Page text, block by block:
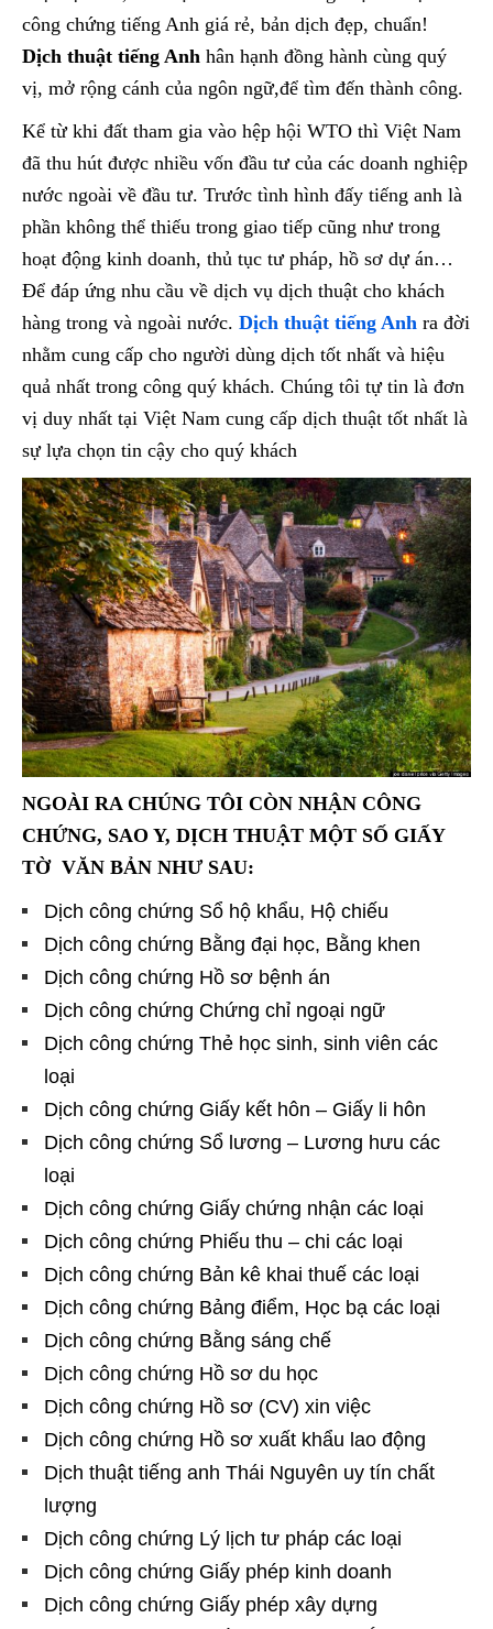
công chứng tiếng Anh giá rẻ, bản dịch đẹp, chuẩn!
Dịch thuật tiếng Anh hân hạnh đồng hành cùng quý
vị, mở rộng cánh của ngôn ngữ,để tìm đến thành công.
Kể từ khi đất tham gia vào hệp hội WTO thì Việt Nam
đã thu hút được nhiều vốn đầu tư của các doanh nghiệp
nước ngoài về đầu tư. Trước tình hình đấy tiếng anh là
phần không thể thiếu trong giao tiếp cũng như trong
hoạt động kinh doanh, thủ tục tư pháp, hồ sơ dự án…
Để đáp ứng nhu cầu về dịch vụ dịch thuật cho khách
hàng trong và ngoài nước. Dịch thuật tiếng Anh ra đời
nhằm cung cấp cho người dùng dịch tốt nhất và hiệu
quả nhất trong công quý khách. Chúng tôi tự tin là đơn
vị duy nhất tại Việt Nam cung cấp dịch thuật tốt nhất là
sự lựa chọn tin cậy cho quý khách
NGOÀI RA CHÚNG TÔI CÒN NHẬN CÔNG
CHỨNG, SAO Y, DỊCH THUẬT MỘT SỐ GIẤY
TỜ VĂN BẢN NHƯ SAU:
Dịch công chứng Sổ hộ khẩu, Hộ chiếu
Dịch công chứng Bằng đại học, Bằng khen
Dịch công chứng Hồ sơ bệnh án
Dịch công chứng Chứng chỉ ngoại ngữ
Dịch công chứng Thẻ học sinh, sinh viên các
loại
Dịch công chứng Giấy kết hôn – Giấy li hôn
Dịch công chứng Sổ lương – Lương hưu các
loại
Dịch công chứng Giấy chứng nhận các loại
Dịch công chứng Phiếu thu – chi các loại
Dịch công chứng Bản kê khai thuế các loại
Dịch công chứng Bảng điểm, Học bạ các loại
Dịch công chứng Bằng sáng chế
Dịch công chứng Hồ sơ du học
Dịch công chứng Hồ sơ (CV) xin việc
Dịch công chứng Hồ sơ xuất khẩu lao động
Dịch thuật tiếng anh Thái Nguyên uy tín chất
lượng
Dịch công chứng Lý lịch tư pháp các loại
Dịch công chứng Giấy phép kinh doanh
Dịch công chứng Giấy phép xây dựng